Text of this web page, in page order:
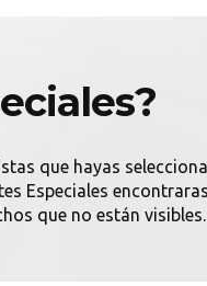
que hayas
Especiales
que no están visibles.